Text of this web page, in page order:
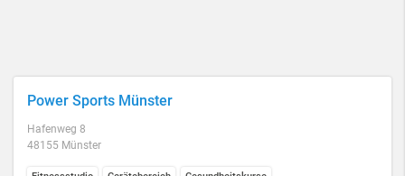
Power Sports Münster
Hafenweg 8
48155 Münster